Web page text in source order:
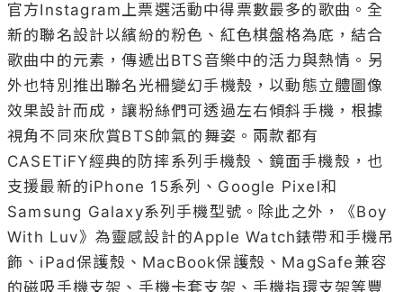
官方Instagram上票選活動中得票數最多的歌曲。全
新的聯名設計以繽紛的粉色、紅色棋盤格為底，結合
歌曲中的元素，傳遞出BTS音樂中的活力與熱情。另
外也特別推出聯名光柵變幻手機殼，以動態立體圖像
效果設計而成，讓粉絲們可透過左右傾斜手機，根據
視角不同來欣賞BTS帥氣的舞姿。兩款都有
CASETiFY經典的防摔系列手機殼、鏡面手機殼，也
支援最新的iPhone 15系列、Google Pixel和
Samsung Galaxy系列手機型號。除此之外，《Boy
With Luv》為靈感設計的Apple Watch錶帶和手機吊
飾、iPad保護殼、MacBook保護殼、MagSafe兼容
的磁吸手機支架、手機卡套支架、手機指環支架等豐